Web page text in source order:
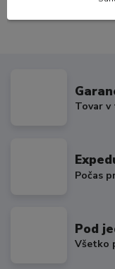
Tovar
Počas
Pod
Všetko